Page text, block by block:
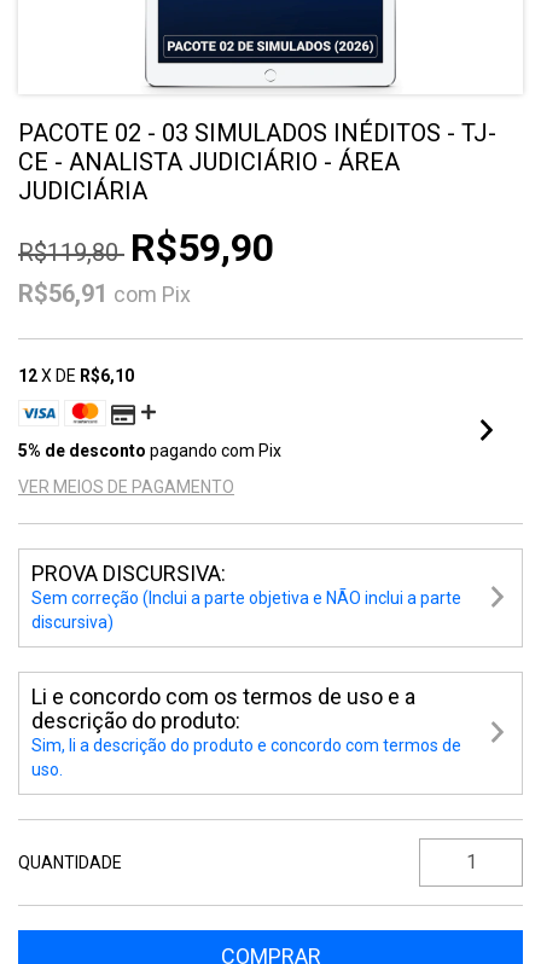
PACOTE 02 - 03 SIMULADOS INÉDITOS - TJ-
CE - ANALISTA JUDICIÁRIO - ÁREA
JUDICIÁRIA
R$119,80 R$59,90
R$56,91 com Pix
12X DE R$6,10
5% de desconto pagando com Pix
VER MEIOS DE PAGAMENTO
PROVA DISCURSIVA:
Sem correção (Inclui a parte objetiva e NÃO inclui a parte
discursiva)
Li e concordo com os termos de uso e a
descrição do produto:
Sim, li a descrição do produto e concordo com termos de
uso.
QUANTIDADE